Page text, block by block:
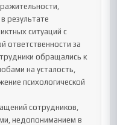
результате
ситуаций с
ответственности за
обращались к
на усталость,
психологической
сотрудников,
недопониманием в